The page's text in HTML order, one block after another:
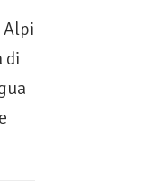
Alpi
di